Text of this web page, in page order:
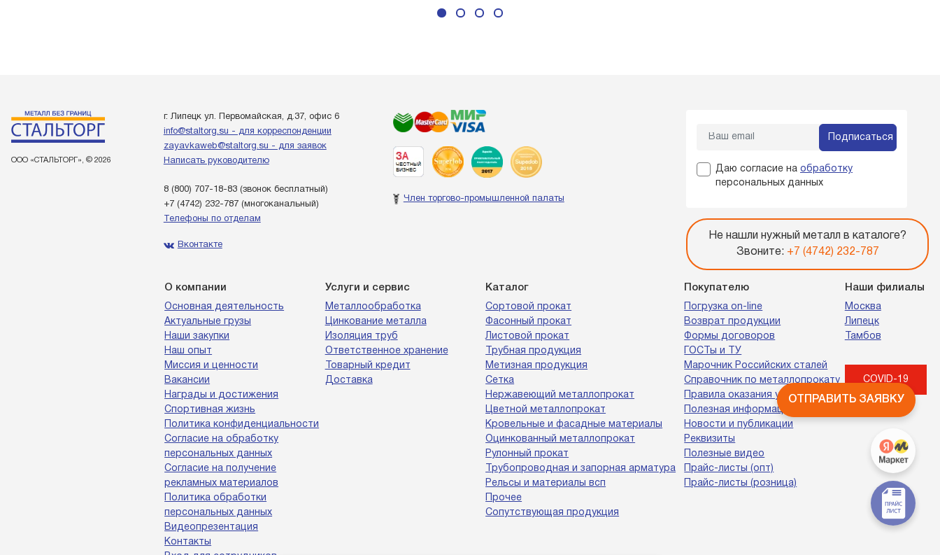
ООО «СТАЛЬТОРГ», © 2026
г. Липецк ул. Первомайская, д.37, офис 6
info@staltorg.su - для корреспонденции
zayavkaweb@staltorg.su - для заявок
Написать руководителю
8 (800) 707-18-83(звонок бесплатный)
+7 (4742) 232-787(многоканальный)
Телефоны по отделам
Вконтакте
О компании
Основная деятельность
Актуальные грузы
Наши закупки
Наш опыт
Миссия и ценности
Вакансии
Награды и достижения
Спортивная жизнь
Политика конфиденциальности
Согласие на обработку
персональных данных
Согласие на получение
рекламных материалов
Политика обработки
персональных данных
Видеопрезентация
Контакты
Услуги и сервис
Металлообработка
Цинкование металла
Изоляция труб
Ответственное хранение
Товарный кредит
Доставка
Каталог
Сортовой прокат
Фасонный прокат
Листовой прокат
Трубная продукция
Метизная продукция
Сетка
Нержавеющий металлопрокат
Цветной металлопрокат
Кровельные и фасадные материалы
Оцинкованный металлопрокат
Рулонный прокат
Трубопроводная и запорная арматура
Рельсы и материалы всп
Прочее
Сопутствующая продукция
Покупателю
Погрузка on-line
Возврат продукции
Формы договоров
ГОСТы и ТУ
Марочник Российских сталей
Справочник по металлопрокату
Правила оказания услуг
Полезная информация
Новости и публикации
Реквизиты
Полезные видео
Прайс-листы (опт)
Прайс-листы (розница)
Наши филиалы
Москва
Липецк
Тамбов
COVID-19
Подписаться
Даю согласие на обработку
персональных данных
Не нашли нужный металл в каталоге?
Звоните: +7 (4742) 232-787
Член торгово-промышленной палаты
ОТПРАВИТЬ ЗАЯВКУ